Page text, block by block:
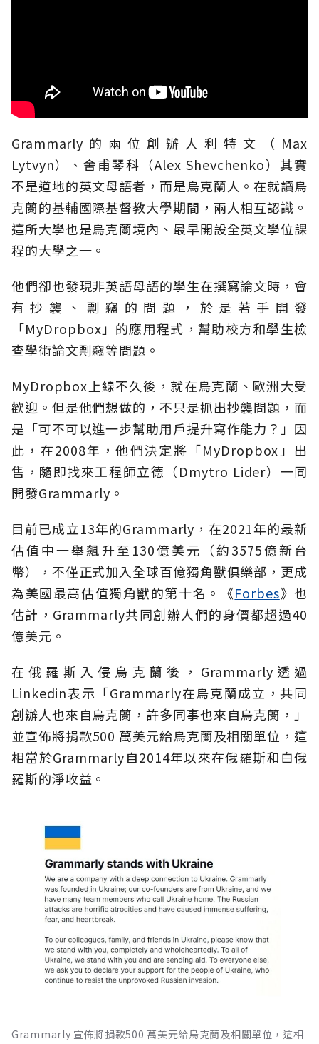
Grammarly的兩位創辦人利特文（Max
Lytvyn）、舍甫琴科（Alex Shevchenko）其實
不是道地的英文母語者，而是烏克蘭人。在就讀烏
克蘭的基輔國際基督教大學期間，兩人相互認識。
這所大學也是烏克蘭境內、最早開設全英文學位課
程的大學之一。
他們卻也發現非英語母語的學生在撰寫論文時，會
有抄襲、剽竊的問題，於是著手開發
「MyDropbox」的應用程式，幫助校方和學生檢
查學術論文剽竊等問題。
MyDropbox上線不久後，就在烏克蘭、歐洲大受
歡迎。但是他們想做的，不只是抓出抄襲問題，而
是「可不可以進一步幫助用戶提升寫作能力？」因
此，在2008年，他們決定將「MyDropbox」出
售，隨即找來工程師立德（Dmytro Lider）一同
開發Grammarly。
目前已成立13年的Grammarly，在2021年的最新
估值中一舉飆升至130億美元（約3575億新台
幣），不僅正式加入全球百億獨角獸俱樂部，更成
為美國最高估值獨角獸的第十名。《Forbes》也
估計，Grammarly共同創辦人們的身價都超過40
億美元。
在俄羅斯入侵烏克蘭後，Grammarly透過
Linkedin表示「Grammarly在烏克蘭成立，共同
創辦人也來自烏克蘭，許多同事也來自烏克蘭，」
並宣佈將捐款500 萬美元給烏克蘭及相關單位，這
相當於Grammarly自2014年以來在俄羅斯和白俄
羅斯的淨收益。
Grammarly 宣佈將捐款500 萬美元給烏克蘭及相關單位，這相